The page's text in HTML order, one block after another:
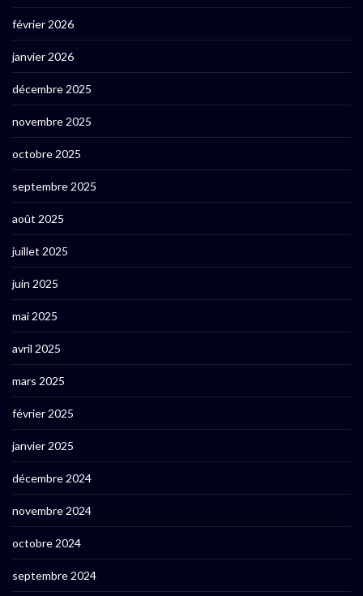
février 2026
janvier 2026
décembre 2025
novembre 2025
octobre 2025
septembre 2025
août 2025
juillet 2025
juin 2025
mai 2025
avril 2025
mars 2025
février 2025
janvier 2025
décembre 2024
novembre 2024
octobre 2024
septembre 2024